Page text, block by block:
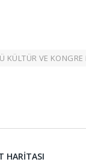
KÜLTÜR VE KONGRE
HARITASI